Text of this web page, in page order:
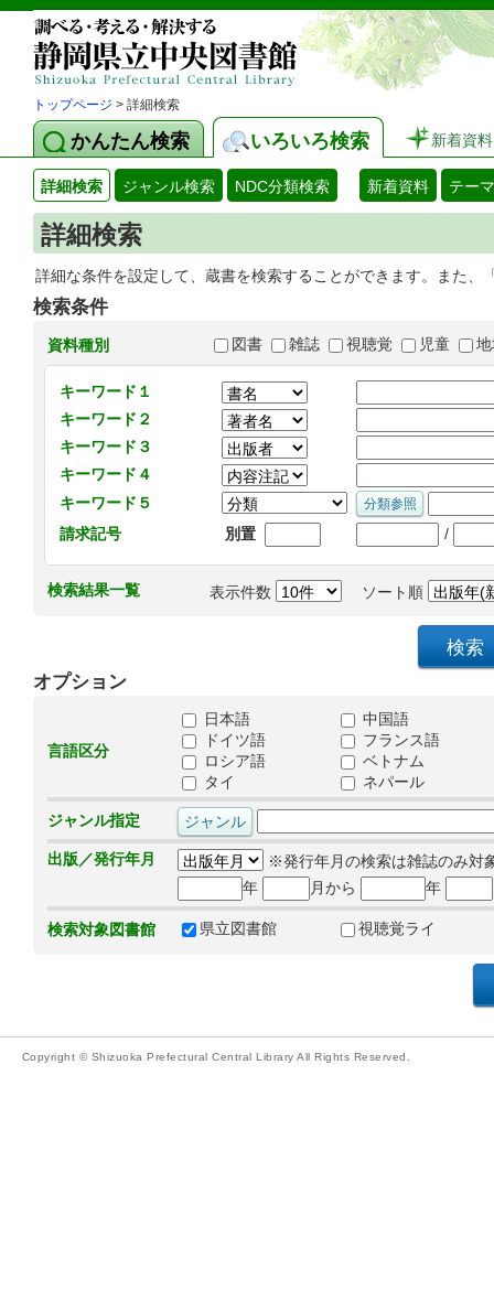
トップページ > 詳細検索
かんたん検索 いろいろ検索 新着資料
詳細検索 ジャンル検索 NDC分類検索 新着資料 テー
詳細検索
詳細な条件を設定して、蔵書を検索することができます。また
検索条件
資料種別 図書 雑誌 視聴覚 児童
キーワード１
キーワード２
キーワード３
キーワード４
キーワード５
請求記号
別置 /
検索結果一覧 表示件数 ソート順
オプション
言語区分
日本語
中国語
ドイツ語
フランス語
ロシア語
ベトナム
タイ
ネパール
ジャンル指定
出版／発行年月
※発行年月の検索は雑誌のみ対
年
月から 年
検索対象図書館 県立図書館 視聴覚ライ
Copyright © Shizuoka Prefectural Central Library All Rights Reserved.